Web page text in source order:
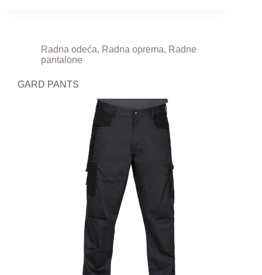
Radna odeća, Radna oprema, Radne
pantalone
GARD PANTS